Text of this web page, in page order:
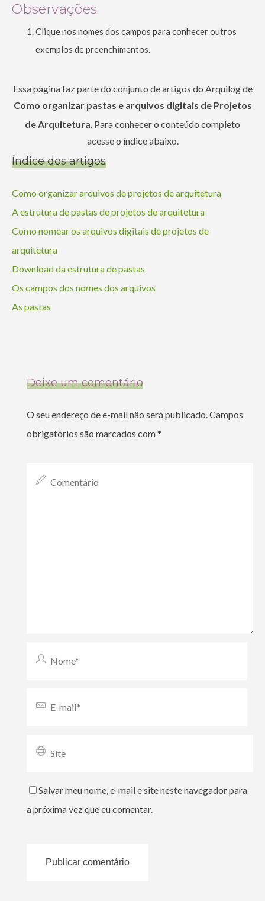
Observações
Clique nos nomes dos campos para conhecer outros
exemplos de preenchimentos.
Essa página faz parte do conjunto de artigos do Arquilog de
Como organizar pastas e arquivos digitais de Projetos
de Arquitetura. Para conhecer o conteúdo completo
acesse o índice abaixo.
Índice dos artigos
Como organizar arquivos de projetos de arquitetura
A estrutura de pastas de projetos de arquitetura
Como nomear os arquivos digitais de projetos de
arquitetura
Download da estrutura de pastas
Os campos dos nomes dos arquivos
As pastas
Deixe um comentário
O seu endereço de e-mail não será publicado.Campos
obrigatórios são marcados com*
Salvar meu nome, e-mail e site neste navegador para
a próxima vez que eu comentar.